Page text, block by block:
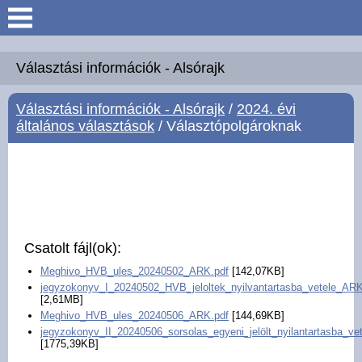
Keresés
Köszöntő
Hírek
Intézmények
Közérdekű adatok -
Felsőrajk
Galéria
Választási információk - Alsórajk
Választási információk - Alsórajk / 2024. évi
általános választások / Választópolgároknak
Csatolt fájl(ok):
Meghivo_HVB_ules_20240502_ARK.pdf [142,07KB]
[2,61MB]
Meghivo_HVB_ules_20240506_ARK.pdf [144,69KB]
[1775,39KB]